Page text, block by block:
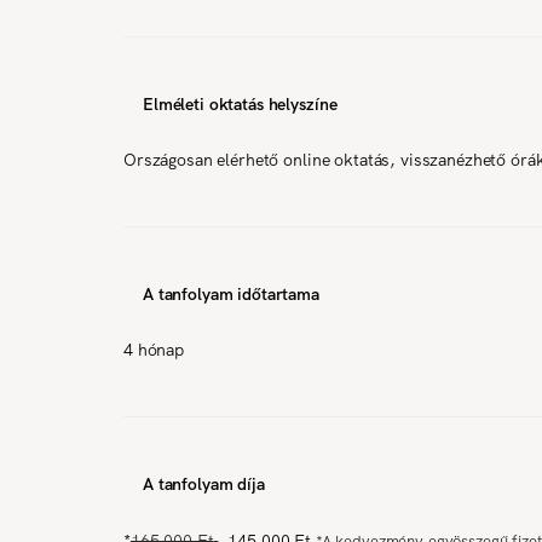
Elméleti oktatás helyszíne
Országosan elérhető online oktatás, visszanézhető
A tanfolyam időtartama
4 hónap
A tanfolyam díja